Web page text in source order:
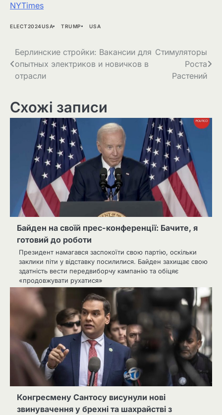
NYTimes
ELECT2024USA TRUMP USA
Навігація
записів
Берлинские стройки: Вакансии для
опытных электриков и новичков в
отрасли
Стимуляторы
Роста
Растений
Схожі записи
Байден на своїй прес-конференції: Бачите, я
готовий до роботи
Президент намагався заспокоїти свою партію, оскільки
заклики піти у відставку посилилися. Байден захищає свою
здатність вести передвиборчу кампанію та обіцяє
«продовжувати рухатися»
Конгресмену Сантосу висунули нові
звинувачення у брехні та шахрайстві з